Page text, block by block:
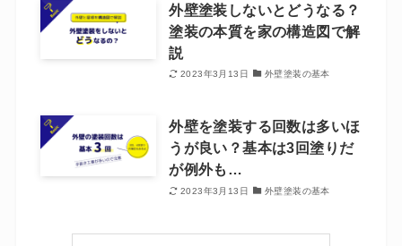
外壁塗装しないとどうなる？
塗装の本質を家の構造図で解
説
2023年3月13日 外壁塗装の基本
外壁を塗装する回数は多いほ
うが良い？基本は3回塗りだ
が例外も…
2023年3月13日 外壁塗装の基本